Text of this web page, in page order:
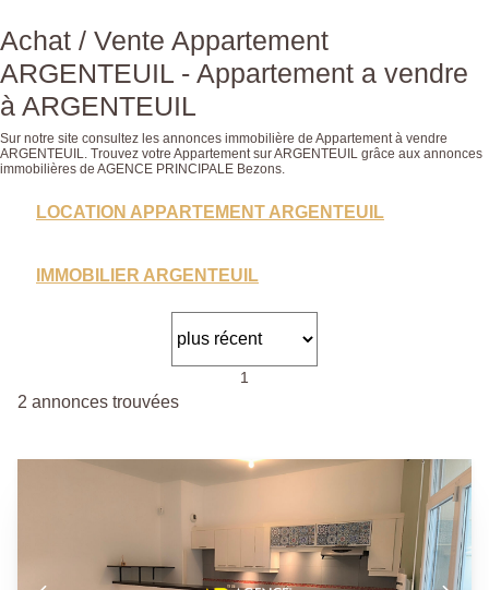
Achat / Vente Appartement
ARGENTEUIL - Appartement a vendre
à ARGENTEUIL
Sur notre site consultez les annonces immobilière de Appartement à vendre
ARGENTEUIL. Trouvez votre Appartement sur ARGENTEUIL grâce aux annonces
immobilières de AGENCE PRINCIPALE Bezons.
LOCATION APPARTEMENT ARGENTEUIL
IMMOBILIER ARGENTEUIL
1
2 annonces trouvées